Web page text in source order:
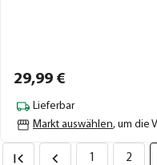
29,99 €
Lieferbar
Markt auswählen, um die
1 2